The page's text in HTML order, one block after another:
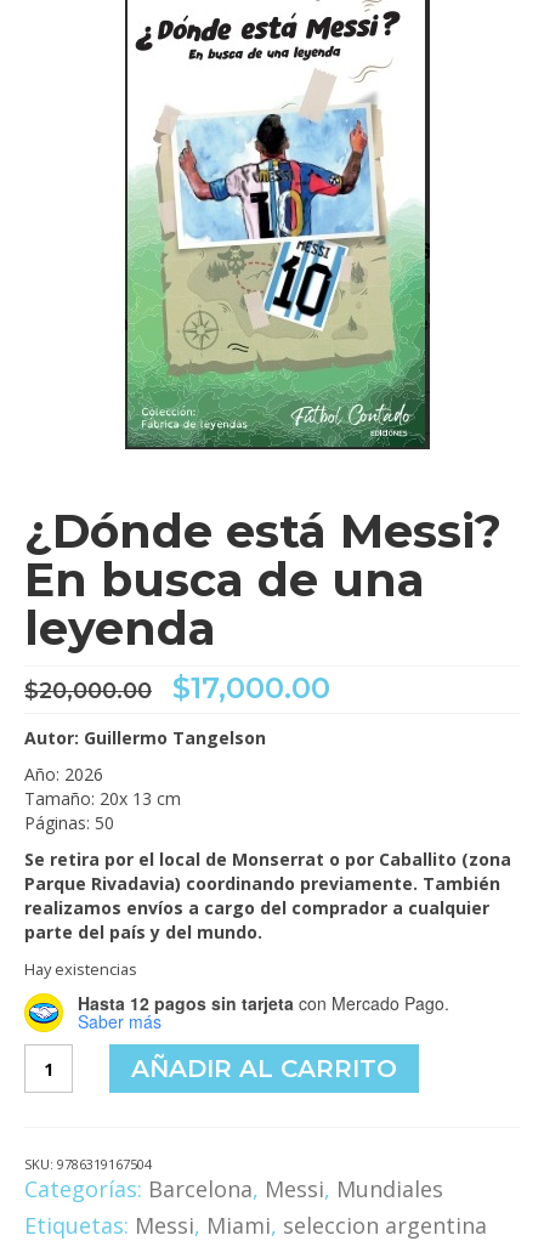
¿Dónde está Messi?
En busca de una
leyenda
$20,000.00 El
precio
original
era:
$17,000.00
Autor: Guillermo Tangelson
Año: 2026
Tamaño: 20x 13 cm
Páginas: 50
Se retira por el local de Monserrat o por Caballito (zona
Parque Rivadavia) coordinando previamente. También
realizamos envíos a cargo del comprador a cualquier
parte del país y del mundo.
Hay existencias
Hasta 12 pagos sin tarjeta con Mercado Pago.
Saber más
está
de
una
leyenda
AÑADIR AL CARRITO
SKU: 9786319167504
Categorías: Barcelona, Messi, Mundiales
Etiquetas: Messi, Miami, seleccion argentina